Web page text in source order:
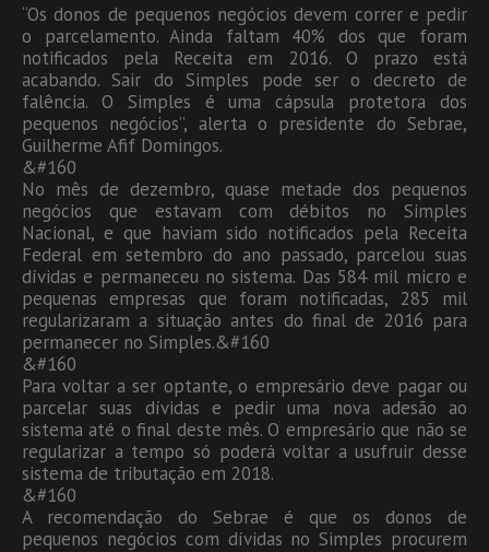
“Os donos de pequenos negócios devem correr e pedir
o parcelamento. Ainda faltam 40% dos que foram
notificados pela Receita em 2016. O prazo está
acabando. Sair do Simples pode ser o decreto de
falência. O Simples é uma cápsula protetora dos
pequenos negócios”, alerta o presidente do Sebrae,
Guilherme Afif Domingos.
&#160
No mês de dezembro, quase metade dos pequenos
negócios que estavam com débitos no Simples
Nacional, e que haviam sido notificados pela Receita
Federal em setembro do ano passado, parcelou suas
dívidas e permaneceu no sistema. Das 584 mil micro e
pequenas empresas que foram notificadas, 285 mil
regularizaram a situação antes do final de 2016 para
permanecer no Simples.&#160
&#160
Para voltar a ser optante, o empresário deve pagar ou
parcelar suas dívidas e pedir uma nova adesão ao
sistema até o final deste mês. O empresário que não se
regularizar a tempo só poderá voltar a usufruir desse
sistema de tributação em 2018.
&#160
A recomendação do Sebrae é que os donos de
pequenos negócios com dívidas no Simples procurem